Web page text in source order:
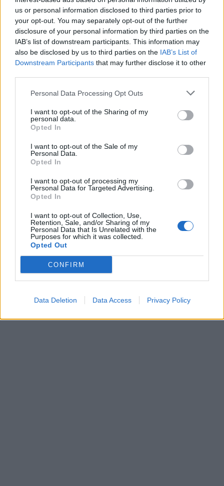
us or personal information disclosed to third parties prior to
your opt-out. You may separately opt-out of the further
disclosure of your personal information by third parties on the
IAB’s list of downstream participants. This information may
also be disclosed by us to third parties on the IAB’s List of
Downstream Participants that may further disclose it to other
Personal Data Processing Opt Outs
I want to opt-out of the Sharing of my
personal data.
Opted In
I want to opt-out of the Sale of my
Personal Data.
Opted In
I want to opt-out of processing my
Personal Data for Targeted Advertising.
Opted In
I want to opt-out of Collection, Use,
Retention, Sale, and/or Sharing of my
Personal Data that Is Unrelated with the
Purposes for which it was collected.
Opted Out
CONFIRM
Data Deletion Data Access Privacy Policy
In evidenza